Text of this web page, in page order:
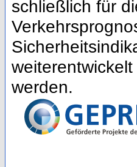
schließlich für
werden.